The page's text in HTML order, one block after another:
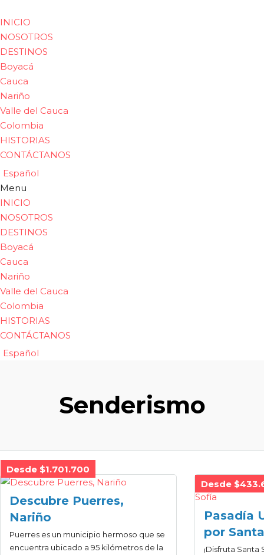
INICIO
NOSOTROS
DESTINOS
Boyacá
Cauca
Nariño
Valle del Cauca
Colombia
HISTORIAS
CONTÁCTANOS
Español
Menu
INICIO
NOSOTROS
DESTINOS
Boyacá
Cauca
Nariño
Valle del Cauca
Colombia
HISTORIAS
CONTÁCTANOS
Español
Senderismo
Desde $1.701.700
Descubre Puerres,
Nariño
Puerres es un municipio hermoso que se
encuentra ubicado a 95 kilómetros de la
Desde
Pasadía
por
¡Disfruta Santa